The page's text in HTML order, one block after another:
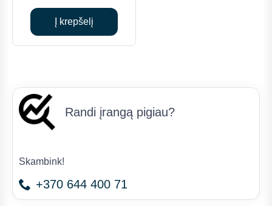
was:
€2,300.00.
Į krepšelį
Randi įrangą pigiau?
Skambink!
+370 644 400 71